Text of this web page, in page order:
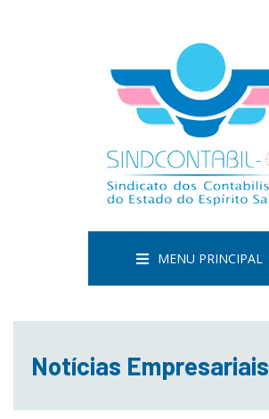
MENU PRINCIPAL
Notícias Empresariais